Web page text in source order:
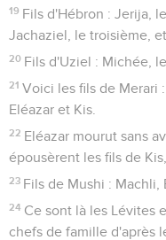
19 Fils d'Hébron : Jerija,
Jachaziel, le troisième,
20 Fils d'Uziel : Michée,
21 Voici les fils de Merari
Eléazar et Kis.
22 Eléazar mourut sans
épousèrent les fils de
23 Fils de Mushi : Machli,
24 Ce sont là les Lévites
chefs de famille d'après